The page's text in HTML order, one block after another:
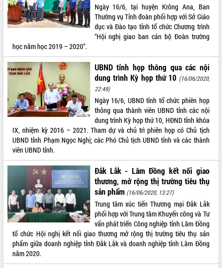
Đắk Lắk ký kết thỏa thuận hợp tác về
chuyển đổi số giai đoạn 2026 – 2030
với Tập đoàn Bưu chính Viễn thông
Thứ trưởng Bộ Y tế làm việc với tỉnh
Đắk Lắk về phát triển nhân lực y tế
cho trạm y tế cấp xã
Du lịch Đắk Lắk nâng tầm trải nghiệm
du khách thông qua Hệ thống cơ sở dữ
liệu và Bản đồ số
Tập huấn ứng dụng trí tuệ nhân tạo (AI)
trong thương mại điện tử năm 2026
Đoàn đại biểu Quốc hội tỉnh Đắk Lắk
trao đổi thông tin trước Kỳ họp thứ
nhất, Quốc hội khóa XVI
Quyết liệt cải cách hành chính, khơi
thông nguồn lực phát triển
Nâng cao hiệu lực, hiệu quả HĐND
tỉnh thông qua hiện đại hóa hành chính
Xã Ea Phê gắn cải cách hành chính với
chuyển đổi số
Phó Chủ tịch Thường trực UBND tỉnh
Hồ Thị Nguyên Thảo làm việc tại Trung
tâm Phục vụ hành chính công xã Ea
Phê
Ngày 16/6, tại huyện Krông Ana, Ban
Thường vụ Tỉnh đoàn phối hợp với Sở Giáo
dục và Đào tạo tỉnh tổ chức Chương trình
“Hội nghị giao ban cán bộ Đoàn trường
học năm học 2019 – 2020”.
UBND tỉnh họp thông qua các nội
dung trình Kỳ họp thứ 10 (16/06/2020,
22:49)
Ngày 16/6, UBND tỉnh tổ chức phiên họp
thông qua thành viên UBND tỉnh các nội
dung trình Kỳ họp thứ 10, HĐND tỉnh khóa
IX, nhiệm kỳ 2016 – 2021. Tham dự và chủ trì phiên họp có Chủ tịch
UBND tỉnh Phạm Ngọc Nghị; các Phó Chủ tịch UBND tỉnh và các thành
viên UBND tỉnh.
Đắk Lắk - Lâm Đồng kết nối giao
thương, mở rộng thị trường tiêu thụ
sản phẩm (16/06/2020, 13:27)
Trung tâm xúc tiến Thương mại Đắk Lắk
phối hợp với Trung tâm Khuyến công và Tư
vấn phát triển Công nghiệp tỉnh Lâm Đồng
tổ chức Hội nghị kết nối giao thương mở rộng thị trường tiêu thụ sản
phẩm giữa doanh nghiệp tỉnh Đắk Lắk và doanh nghiệp tỉnh Lâm Đồng
năm 2020.